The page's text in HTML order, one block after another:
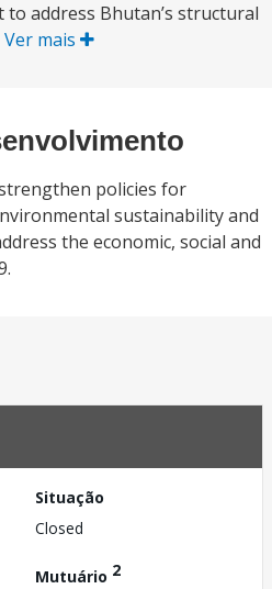
address Bhutan’s structural
Ver mais
policies for
sustainability and
the economic, social and
Situação
Closed
Mutuário 2